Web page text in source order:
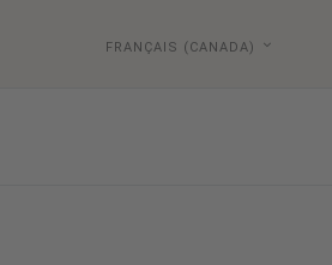
FRANÇAIS (CANADA)